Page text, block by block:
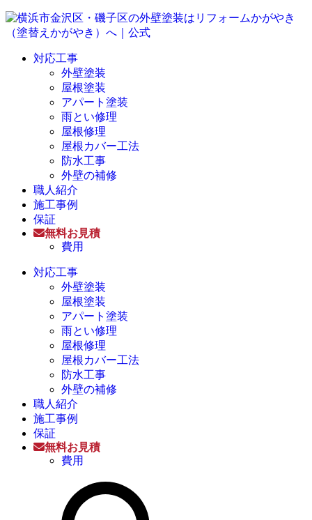
対応工事
外壁塗装
屋根塗装
アパート塗装
雨とい修理
屋根修理
屋根カバー工法
防水工事
外壁の補修
職人紹介
施工事例
保証
無料お見積
費用
対応工事
外壁塗装
屋根塗装
アパート塗装
雨とい修理
屋根修理
屋根カバー工法
防水工事
外壁の補修
職人紹介
施工事例
保証
無料お見積
費用